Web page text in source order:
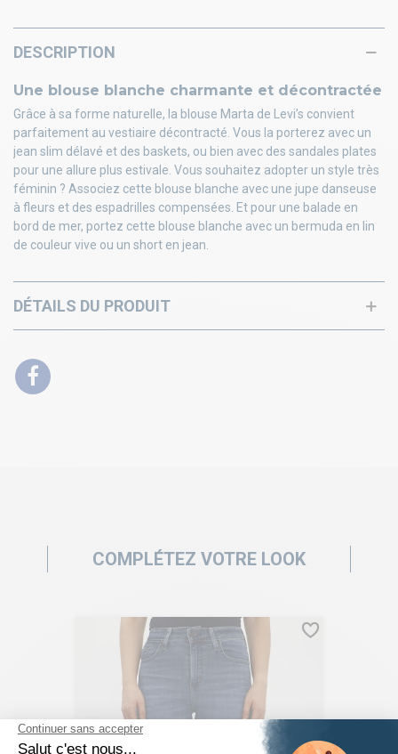
DESCRIPTION
Une blouse blanche charmante et décontractée
Grâce à sa forme naturelle, la blouse Marta de Levi’s convient
parfaitement au vestiaire décontracté. Vous la porterez avec un
jean slim délavé et des baskets, ou bien avec des sandales plates
pour une allure plus estivale. Vous souhaitez adopter un style très
féminin ? Associez cette blouse blanche avec une jupe danseuse
à fleurs et des espadrilles compensées. Et pour une balade en
bord de mer, portez cette blouse blanche avec un bermuda en lin
de couleur vive ou un short en jean.
DÉTAILS DU PRODUIT
COMPLÉTEZ VOTRE LOOK